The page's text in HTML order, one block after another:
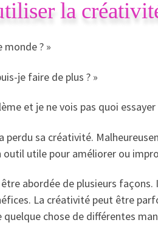
la
? »
je faire de plus ? »
et je ne vois pas quoi essayer
perdu sa créativité.
utile pour améliorer ou
abordée de plusieurs
La créativité peut être
chose de différentes